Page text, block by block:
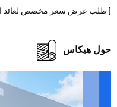
عرض سعر مخصص لعائد
هيكاس